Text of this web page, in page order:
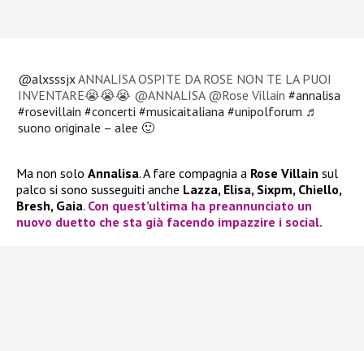
@alxsssjxANNALISA OSPITE DA ROSE NON TE LA PUOI
INVENTARE😭😭😭 @ANNALISA @Rose Villain#annalisa
#rosevillain #concerti #musicaitaliana #unipolforum ♬
suono originale – alee 🙂
Ma non solo Annalisa. A fare compagnia a Rose Villain sul
palco si sono susseguiti anche Lazza, Elisa, Sixpm, Chiello,
Bresh, Gaia. Con quest’ultima ha preannunciato un
nuovo duetto che sta già facendo impazzire i social.